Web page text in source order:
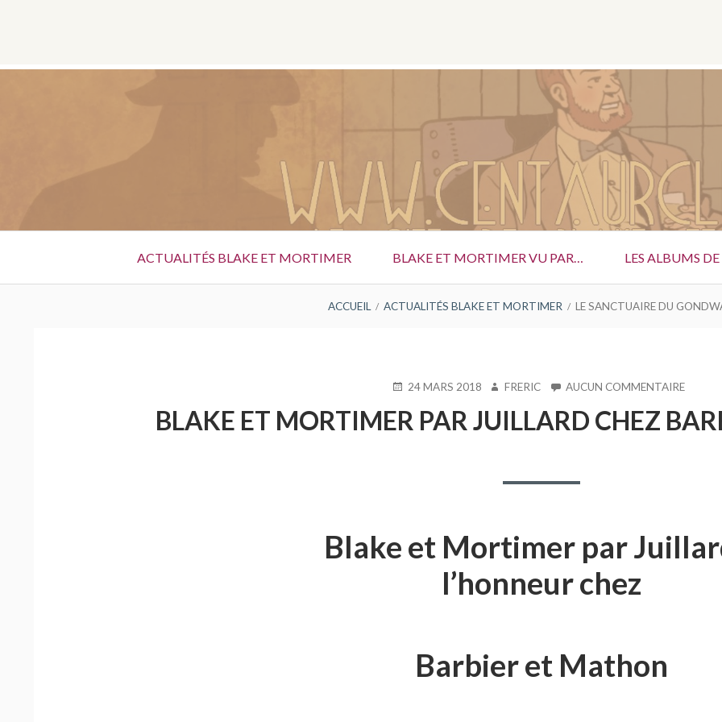
CATÉGORIE : LE SANCTUAIRE DU
principal
ACTUALITÉS BLAKE ET MORTIMER BLAKE ET MORTIMER VU PAR… LES ALBUMS
ACCUEIL ACTUALITÉS BLAKE ET MORTIMER LE SANCTUAIRE DU
PUBLIÉ24 MARS 2018 AUTEUR
FRERIC AUCUN COMMENTAIRESUR
ET
BLAKE ET MORTIMER PAR JUILLARD CHEZ
Blake et Mortimer par
l’honneur chez
Barbier et Mathon